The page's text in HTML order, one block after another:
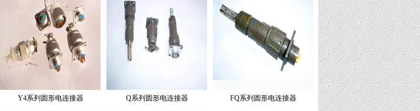
Y4系列圆形电连接器 Q系列圆形电连接器 FQ系列圆形电连接器